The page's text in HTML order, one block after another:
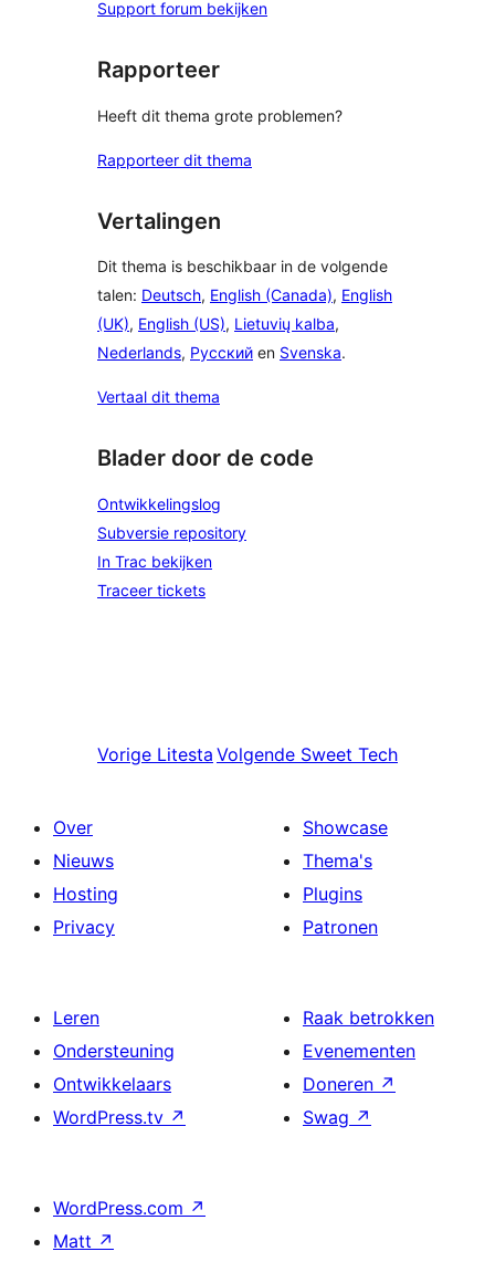
Support forum bekijken
Rapporteer
Heeft dit thema grote problemen?
Rapporteer dit thema
Vertalingen
Dit thema is beschikbaar in de volgende
talen: Deutsch, English (Canada), English
(UK), English (US), Lietuvių kalba,
Nederlands, Русский en Svenska.
Vertaal dit thema
Blader door de code
Ontwikkelingslog
Subversie repository
In Trac bekijken
Traceer tickets
Vorige Litesta Volgende Sweet Tech
Over
Nieuws
Hosting
Privacy
Showcase
Thema's
Plugins
Patronen
Leren
Ondersteuning
Ontwikkelaars
WordPress.tv ↗
Raak betrokken
Evenementen
Doneren ↗
Swag ↗
WordPress.com ↗
Matt ↗